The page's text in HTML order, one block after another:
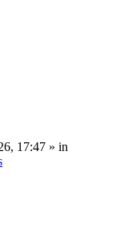
17:47 » in